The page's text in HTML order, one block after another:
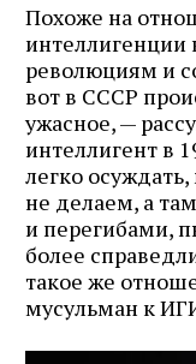
Похоже на
революциям и
вот в СССР
ужасное, —
интеллигент в
легко
не делаем, а
и перегибами,
более
такое же
мусульман к